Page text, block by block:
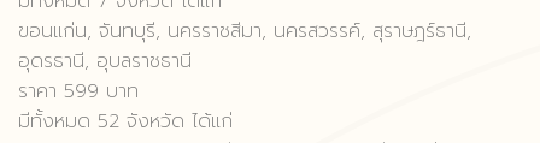
ขอนแก่น, จันทบุรี, นครราชสีมา, นครสวรรค์, สุราษฎร์ธานี,
อุดรธานี, อุบลราชธานี
ราคา 599 บาท
มีทั้งหมด 52 จังหวัด ได้แก่